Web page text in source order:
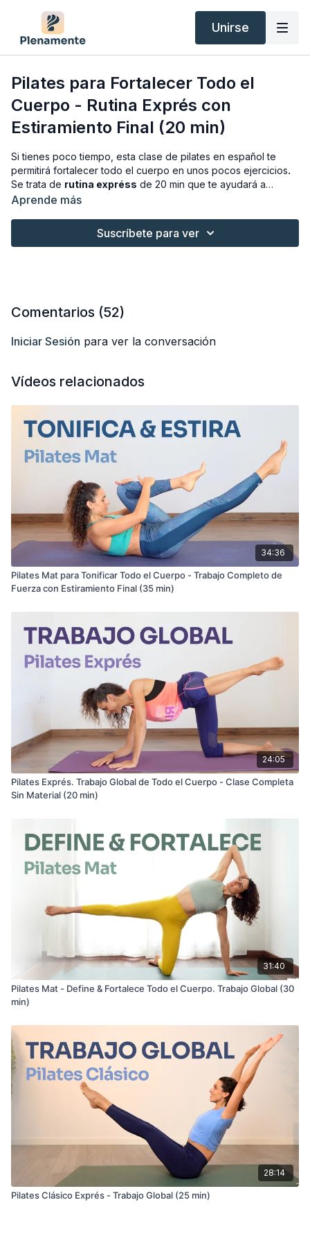
Unirse
Pilates para Fortalecer Todo el
Cuerpo - Rutina Exprés con
Estiramiento Final (20 min)
Si tienes poco tiempo, esta clase de pilates en español te
permitirá fortalecer todo el cuerpo en unos pocos ejercicios.
Se trata de rutina expréss de 20 min que te ayudará a
tonificar piernas, glúteos, brazos y espalda.
Todas las posturas se adaptan a tu nivel, así que también
Aprende más
Suscríbete para ver
Comentarios (52)
Iniciar Sesión para ver la conversación
Vídeos relacionados
34:36
Pilates Mat para Tonificar Todo el Cuerpo - Trabajo Completo de
Fuerza con Estiramiento Final (35 min)
24:05
Pilates Exprés. Trabajo Global de Todo el Cuerpo - Clase Completa
Sin Material (20 min)
31:40
Pilates Mat - Define & Fortalece Todo el Cuerpo. Trabajo Global (30
min)
28:14
Pilates Clásico Exprés - Trabajo Global (25 min)